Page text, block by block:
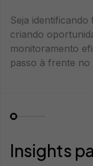
Seja
criando
monitoramento
passo à frente
Insights